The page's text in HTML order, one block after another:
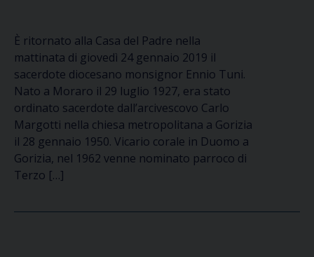
È ritornato alla Casa del Padre nella
mattinata di giovedì 24 gennaio 2019 il
sacerdote diocesano monsignor Ennio Tuni.
Nato a Moraro il 29 luglio 1927, era stato
ordinato sacerdote dall’arcivescovo Carlo
Margotti nella chiesa metropolitana a Gorizia
il 28 gennaio 1950. Vicario corale in Duomo a
Gorizia, nel 1962 venne nominato parroco di
Terzo […]